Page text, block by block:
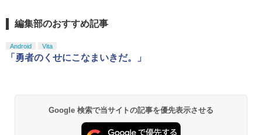
ラック FIRME
1
劇場版「鬼滅の刃」無限城編 第一章 猗
￥3,982
劇場版「鬼滅の刃」無限城編 第一章 猗
編集部のおすすめ記事
Android Vita
「勇者のくせにこなまいきだ。」
Google 検索で当サイトの記事を優先表示させる